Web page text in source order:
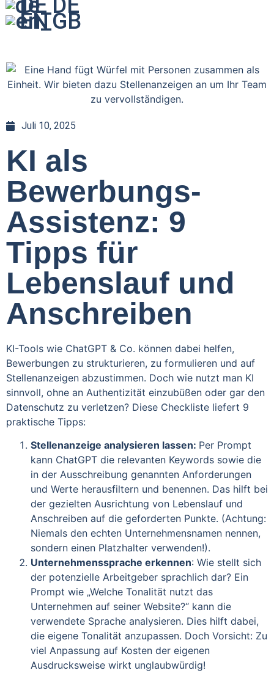
EN
Juli 10, 2025
KI als
Bewerbungs-
Assistenz: 9
Tipps für
Lebenslauf und
Anschreiben
KI-Tools wie ChatGPT & Co. können dabei helfen,
Bewerbungen zu strukturieren, zu formulieren und auf
Stellenanzeigen abzustimmen. Doch wie nutzt man KI
sinnvoll, ohne an Authentizität einzubüßen oder gar den
Datenschutz zu verletzen? Diese Checkliste liefert 9
praktische Tipps:
Stellenanzeige analysieren lassen: Per Prompt
kann ChatGPT die relevanten Keywords sowie die
in der Ausschreibung genannten Anforderungen
und Werte herausfiltern und benennen. Das hilft bei
der gezielten Ausrichtung von Lebenslauf und
Anschreiben auf die geforderten Punkte. (Achtung:
Niemals den echten Unternehmensnamen nennen,
sondern einen Platzhalter verwenden!).
Unternehmenssprache erkennen: Wie stellt sich
der potenzielle Arbeitgeber sprachlich dar? Ein
Prompt wie „Welche Tonalität nutzt das
Unternehmen auf seiner Website?“ kann die
verwendete Sprache analysieren. Dies hilft dabei,
die eigene Tonalität anzupassen. Doch Vorsicht: Zu
viel Anpassung auf Kosten der eigenen
Ausdrucksweise wirkt unglaubwürdig!